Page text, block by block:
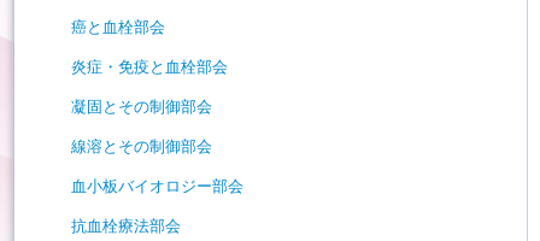
癌と血栓部会
炎症・免疫と血栓部会
凝固とその制御部会
線溶とその制御部会
血小板バイオロジー部会
抗血栓療法部会